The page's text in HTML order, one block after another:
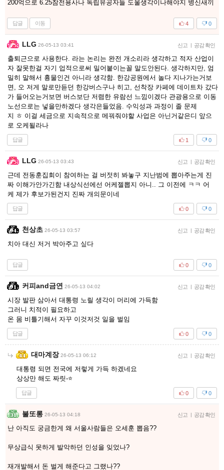
200억으로 6.25참전용사나 독립유공자들 도울생각이나해야지 병신새끼
답글 이동 0
4
LLG 26-05-13 03:41 신고 | 공감 확인
출퇴근으로 사용한다. 라는 논리는 완전 개소리라 생각하고 적자 산업이
자 잘못한걸 자기 업적으로써 밀어붙이는꼴 말도안된다. 생각하지만, 엄
밀히 말해서 흉물인건 아니라 생각함. 한강공원에서 놀다 지나가는거보
면, 오 저게 말로만듣던 한강버스구나 히고, 선착장 카페에 데이트차 갔다
가 들어오는거보면 버스보단 저렴한 유람선 느낌이겠다 관광용으로 이동
노선으로는 넣을만하겠다 생각은들었음. 수익성과 과정이 졸 문제
지 ㅎ 이걸 세금으로 지속적으로 메꿔줘야할 사업은 아닌거같은디 앞으
로 오케될라나
답글 0
1
LLG 26-05-13 03:43 신고 | 공감 확인
근데 전동훈집회이 참여하는 걸 버젓히 봐놓구 지난범에 뽑아주는게 진
짜 이해가안가긴함 내상식선에선 어케젤뽑지 아니.. 그 이전에 ㅋㅋ 어
케 제가 후보가된건지 진짜 개의문이네
답글 0
0
천상초 26-05-13 03:57 신고 | 공감 확인
치아 대신 저거 박아주고 싶다
답글 0
0
커피and금연 26-05-13 04:02 신고 | 공감 확인
시장 발판 삼아서 대통령 노릴 생각이 머리에 가득함
그러니 치적이 필요하고
온 몸 비틀기해서 자꾸 이것저것 일을 벌임
답글 0
0
대마계장 26-05-13 06:12 신고 | 공감 확인
대통령 되면 전국에 저렇게 가득 하겠네요
상상만 해도 짜릿-⭐️
답글 0
0
불또롱 26-05-13 04:18 신고 | 공감 확인
난 아직도 궁금한게 왜 서울사람들은 오세훈 뽑음??
무상급식 못하게 발악하던 인성을 잊었나?
재개발해서 돈 벌게 해준다고 그랬나??